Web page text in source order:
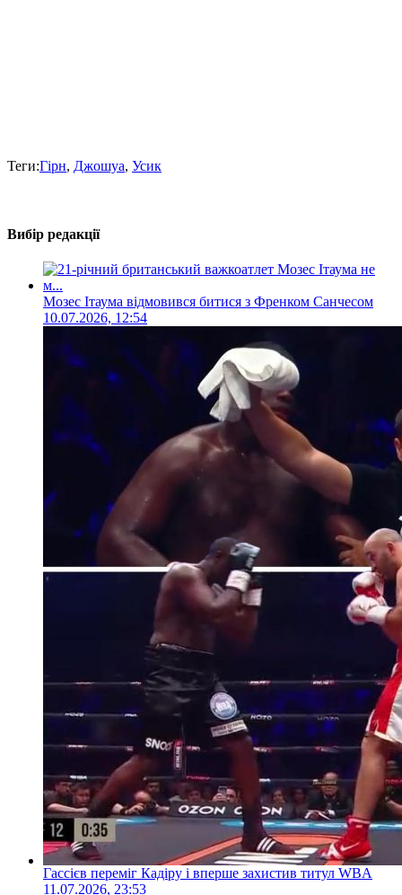
Теги:Гірн, Джошуа, Усик
Вибір редакції
Мозес Ітаума відмовився битися з Френком Санчесом
10.07.2026, 12:54
Гассієв переміг Кадіру і вперше захистив титул WBA
11.07.2026, 23:53